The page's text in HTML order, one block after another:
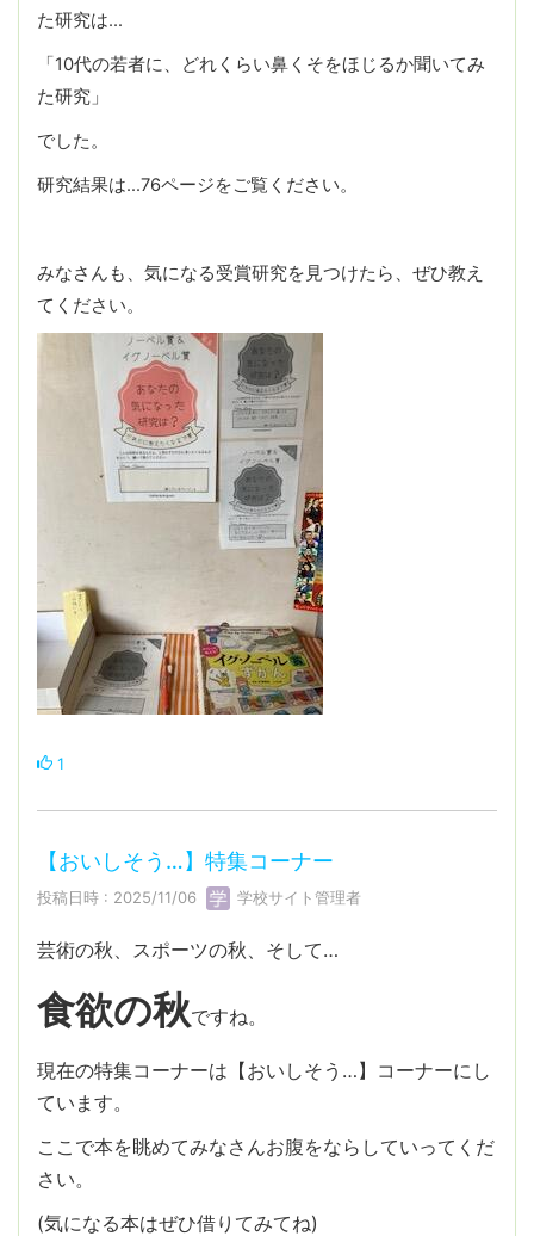
た研究は…
「10代の若者に、どれくらい鼻くそをほじるか聞いてみ
た研究」
でした。
研究結果は…76ページをご覧ください。
みなさんも、気になる受賞研究を見つけたら、ぜひ教え
てください。
1
【おいしそう…】特集コーナー
投稿日時 : 2025/11/06 学校サイト管理者
芸術の秋、スポーツの秋、そして…
食欲の秋ですね。
現在の特集コーナーは【おいしそう…】コーナーにし
ています。
ここで本を眺めてみなさんお腹をならしていってくだ
さい。
(気になる本はぜひ借りてみてね)